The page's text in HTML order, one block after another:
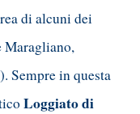
di alcuni dei
Sempre in questa
Loggiato di